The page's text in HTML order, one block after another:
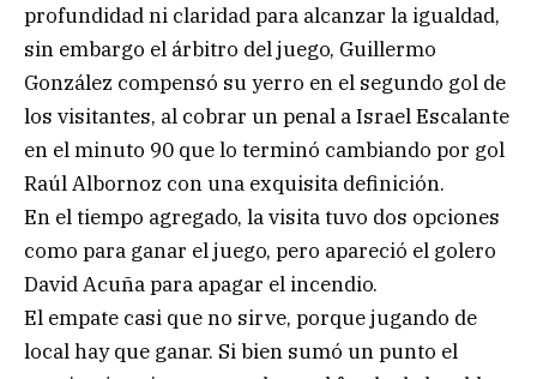
profundidad ni claridad para alcanzar la igualdad,
sin embargo el árbitro del juego, Guillermo
González compensó su yerro en el segundo gol de
los visitantes, al cobrar un penal a Israel Escalante
en el minuto 90 que lo terminó cambiando por gol
Raúl Albornoz con una exquisita definición.
En el tiempo agregado, la visita tuvo dos opciones
como para ganar el juego, pero apareció el golero
David Acuña para apagar el incendio.
El empate casi que no sirve, porque jugando de
local hay que ganar. Si bien sumó un punto el